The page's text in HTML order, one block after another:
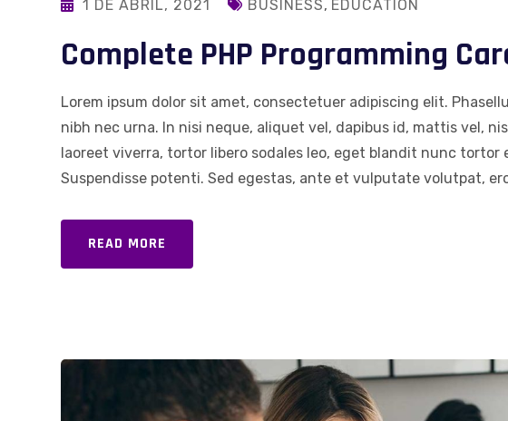
1 DE ABRIL, 2021 BUSINESS, EDUCATION
Complete PHP Programming
Lorem ipsum dolor sit amet, consectetuer adipiscing elit.
nibh nec urna. In nisi neque, aliquet vel, dapibus id, mattis vel,
laoreet viverra, tortor libero sodales leo, eget blandit nunc tortor
Suspendisse potenti. Sed egestas, ante et vulputate volutpat,
READ MORE